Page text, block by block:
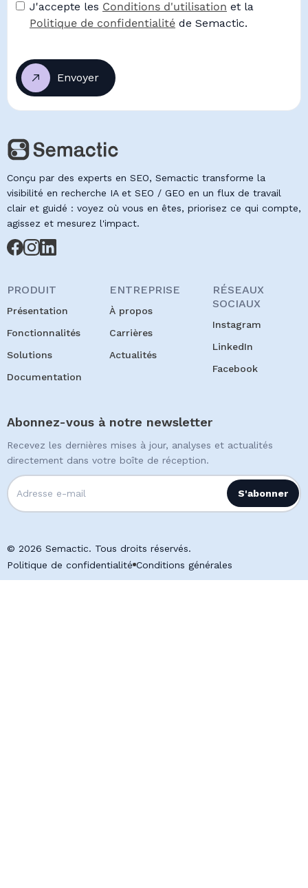
J'accepte les Conditions d'utilisation et la
Politique de confidentialité de Semactic.
Conçu par des experts en SEO, Semactic transforme la
visibilité en recherche IA et SEO / GEO en un flux de travail
clair et guidé : voyez où vous en êtes, priorisez ce qui compte,
agissez et mesurez l'impact.
PRODUIT
Présentation
Fonctionnalités
Solutions
Documentation
ENTREPRISE
À propos
Carrières
Actualités
RÉSEAUX
SOCIAUX
Instagram
LinkedIn
Facebook
Abonnez-vous à notre newsletter
Recevez les dernières mises à jour, analyses et actualités
directement dans votre boîte de réception.
© 2026 Semactic. Tous droits réservés.
Politique de confidentialité Conditions générales